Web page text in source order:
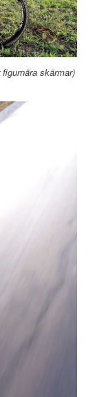
skärmar)